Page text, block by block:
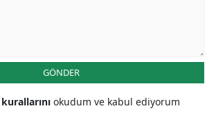
GÖNDER
okudum ve kabul ediyorum